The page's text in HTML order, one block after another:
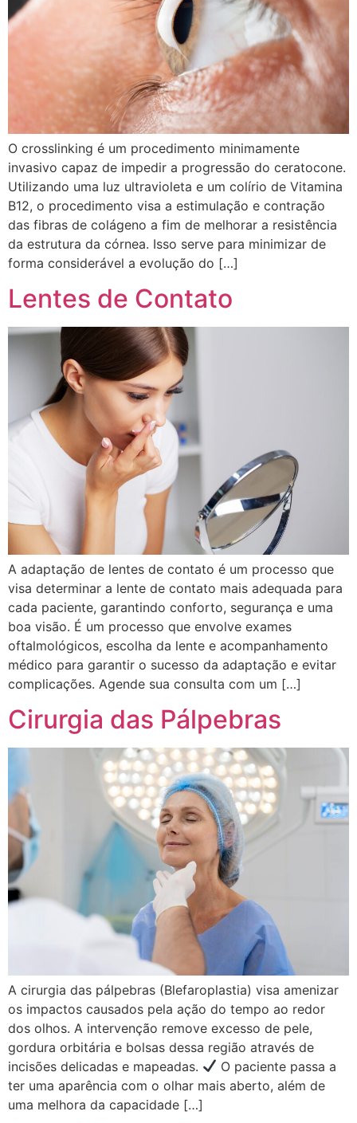
O crosslinking é um procedimento minimamente
invasivo capaz de impedir a progressão do ceratocone.
Utilizando uma luz ultravioleta e um colírio de Vitamina
B12, o procedimento visa a estimulação e contração
das fibras de colágeno a fim de melhorar a resistência
da estrutura da córnea. Isso serve para minimizar de
forma considerável a evolução do […]
Lentes de Contato
A adaptação de lentes de contato é um processo que
visa determinar a lente de contato mais adequada para
cada paciente, garantindo conforto, segurança e uma
boa visão. É um processo que envolve exames
oftalmológicos, escolha da lente e acompanhamento
médico para garantir o sucesso da adaptação e evitar
complicações. Agende sua consulta com um […]
Cirurgia das Pálpebras
A cirurgia das pálpebras (Blefaroplastia) visa amenizar
os impactos causados pela ação do tempo ao redor
dos olhos. A intervenção remove excesso de pele,
gordura orbitária e bolsas dessa região através de
incisões delicadas e mapeadas.
O paciente passa a
ter uma aparência com o olhar mais aberto, além de
uma melhora da capacidade […]